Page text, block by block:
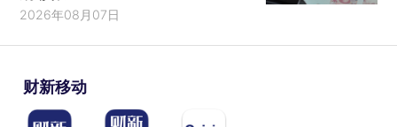
2026年08月07日
财新移动